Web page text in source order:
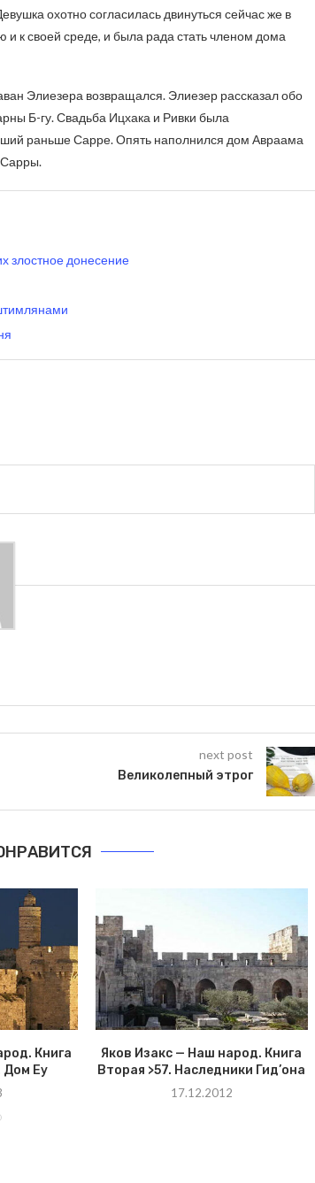
охотно согласилась двинуться сейчас же в
и к своей среде, и была рада стать членом дома
Элиезера возвращался. Элиезер рассказал обо
Б-гу. Свадьба Ицхака и Ривки была
раньше Сарре. Опять наполнился дом Авраама
Сарры.
злостное донесение
next post
Великолепный этрог
Книга
Дом Еу
Яков Изакс — Наш народ. Книга
Вторая >57. Наследники Гид’она
17.12.2012